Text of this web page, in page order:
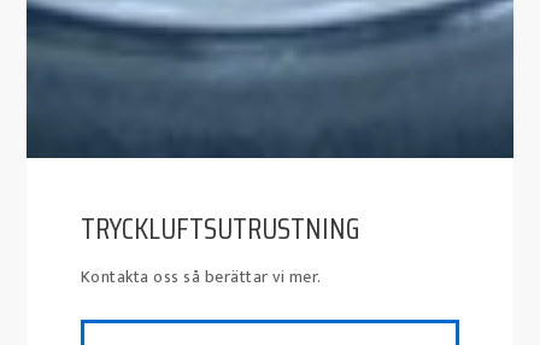
TRYCKLUFTSUTRUSTNING
Kontakta oss så berättar vi mer.